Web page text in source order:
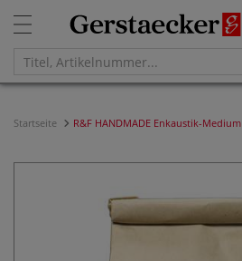
Startseite R&F HANDMADE Enkaustik-Medium